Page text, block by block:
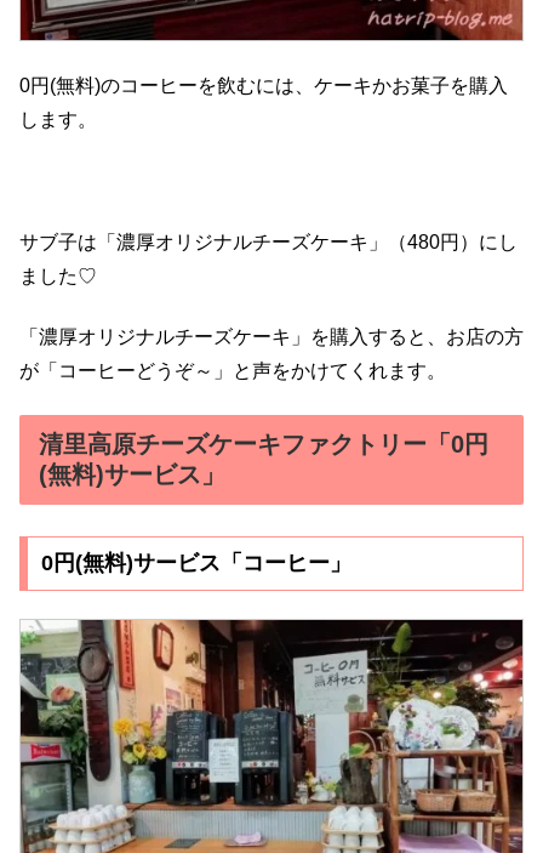
0円(無料)のコーヒーを飲むには、ケーキかお菓子を購入
します。
サブ子は「濃厚オリジナルチーズケーキ」（480円）にし
ました♡
「濃厚オリジナルチーズケーキ」を購入すると、お店の方
が「コーヒーどうぞ～」と声をかけてくれます。
清里高原チーズケーキファクトリー「0円
(無料)サービス」
0円(無料)サービス「コーヒー」